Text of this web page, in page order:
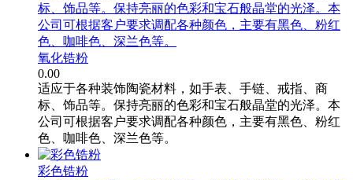
标、饰品等。保持亮丽的色彩和宝石般晶堂的光泽。本
公司可根据客户要求调配各种颜色，主要有黑色、粉红
色、咖啡色、深兰色等。
氧化锆粉
0.00
适应于各种装饰陶瓷材料，如手表、手链、戒指、商
标、饰品等。保持亮丽的色彩和宝石般晶堂的光泽。本
公司可根据客户要求调配各种颜色，主要有黑色、粉红
色、咖啡色、深兰色等。
彩色锆粉